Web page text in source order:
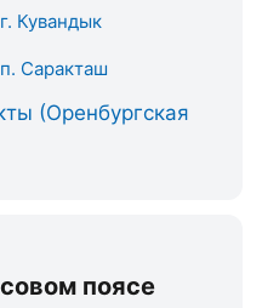
г. Кувандык
п. Саракташ
(Оренбургская
поясе